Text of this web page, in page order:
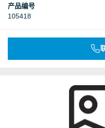
产品编号
105418